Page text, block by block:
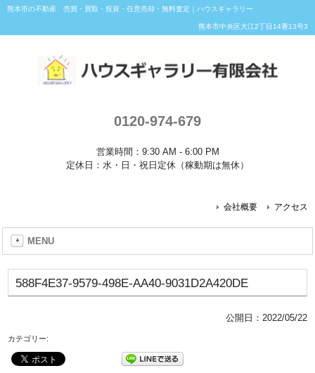
熊本市の不動産 売買・買取・投資・任意売却・無料査定｜ハウスギャラリー
熊本市中央区大江2丁目14番13号3
0120-974-679
営業時間：9:30 AM - 6:00 PM
定休日：水・日・祝日定休（稼動期は無休）
会社概要 アクセス
MENU
588F4E37-9579-498E-AA40-9031D2A420DE
公開日： 2022/05/22
カテゴリー: